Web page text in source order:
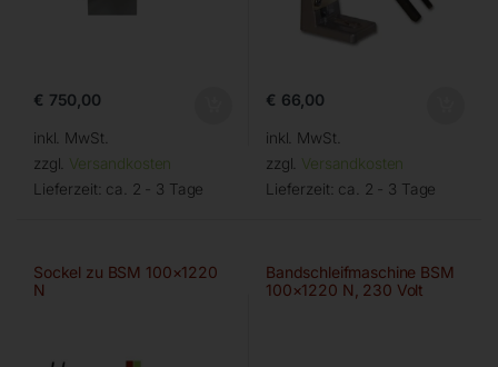
€ 750,00
inkl. MwSt.
zzgl. Versandkosten
Lieferzeit: ca. 2 - 3 Tage
€ 66,00
inkl. MwSt.
zzgl. Versandkosten
Lieferzeit: ca. 2 - 3 Tage
Sockel zu BSM 100×1220
N
Bandschleifmaschine BSM
100×1220 N, 230 Volt